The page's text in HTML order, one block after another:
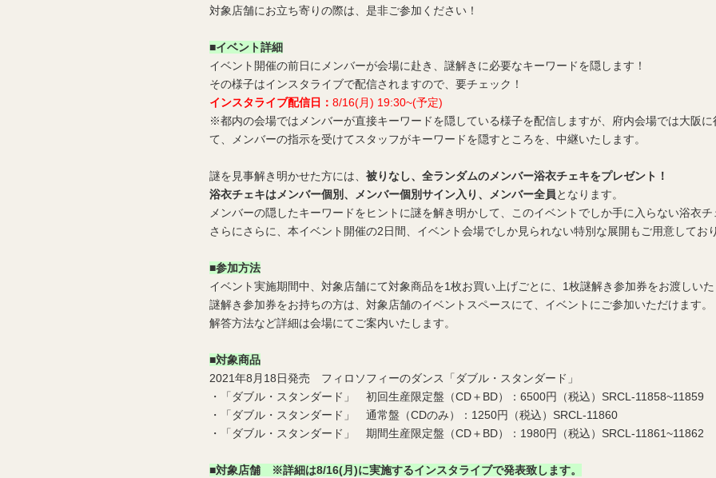
対象店舗にお立ち寄りの際は、是非ご参加ください！
■イベント詳細
イベント開催の前日にメンバーが会場に赴き、謎解きに必要なキーワードを隠します！
その様子はインスタライブで配信されますので、要チェック！
インスタライブ配信日： 8/16(月) 19:30~(予定)
※都内の会場ではメンバーが直接キーワードを隠している様子を配信しますが、府内会場では大阪
て、メンバーの指示を受けてスタッフがキーワードを隠すところを、中継いたします。
謎を見事解き明かせた方には、 被りなし、全ランダムのメンバー浴衣チェキをプレゼント！
浴衣チェキはメンバー個別、メンバー個別サイン入り、メンバー全員となります。
メンバーの隠したキーワードをヒントに謎を解き明かして、このイベントでしか手に入らない浴衣
さらにさらに、本イベント開催の2日間、イベント会場でしか見られない特別な展開もご用意してお
■参加方法
イベント実施期間中、対象店舗にて対象商品を1枚お買い上げごとに、1枚謎解き参加券をお渡しい
謎解き参加券をお持ちの方は、対象店舗のイベントスペースにて、イベントにご参加いただけます。
解答方法など詳細は会場にてご案内いたします。
■対象商品
2021年8月18日発売 フィロソフィーのダンス「ダブル・スタンダード」
・「ダブル・スタンダード」 初回生産限定盤（CD＋BD）：6500円（税込）SRCL-11858~11859
・「ダブル・スタンダード」 通常盤（CDのみ）：1250円（税込）SRCL-11860
・「ダブル・スタンダード」 期間生産限定盤（CD＋BD）：1980円（税込）SRCL-11861~11862
■対象店舗
※詳細は8/16(月)に実施するインスタライブで発表致します。